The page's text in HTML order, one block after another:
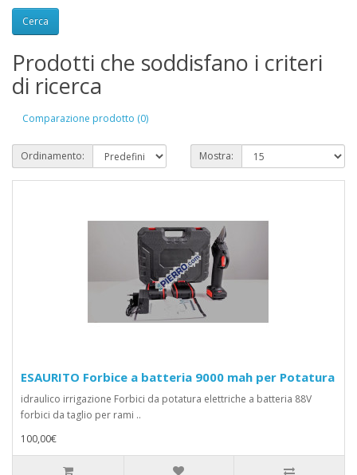
Prodotti che soddisfano i criteri
di ricerca
Comparazione prodotto (0)
Ordinamento: Mostra:
ESAURITO Forbice a batteria 9000 mah per Potatura
idraulico irrigazione Forbici da potatura elettriche a batteria 88V
forbici da taglio per rami ..
100,00€